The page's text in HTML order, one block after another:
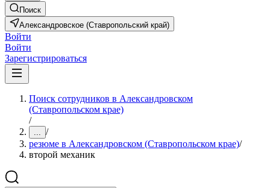
Поиск
Александровское (Ставропольский край)
Войти
Войти
Зарегистрироваться
Поиск сотрудников в Александровском
(Ставропольском крае)
/
... /
резюме в Александровском (Ставропольском крае)/
второй механик